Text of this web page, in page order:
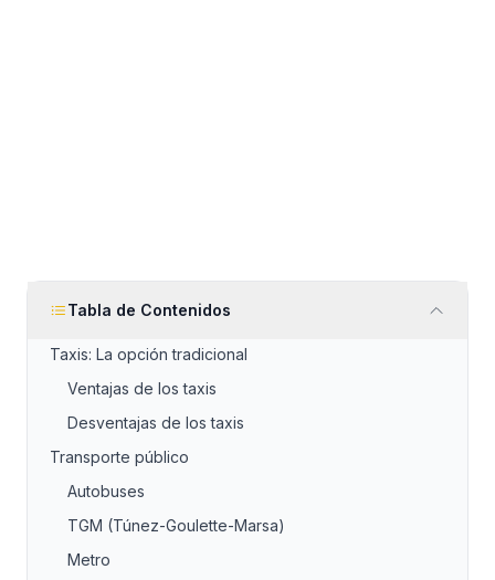
Tabla de Contenidos
Taxis: La opción tradicional
Ventajas de los taxis
Desventajas de los taxis
Transporte público
Autobuses
TGM (Túnez-Goulette-Marsa)
Metro